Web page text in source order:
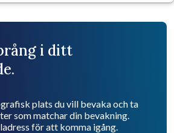
i ditt
plats du vill bevaka och ta
som matchar din bevakning.
för att komma igång.